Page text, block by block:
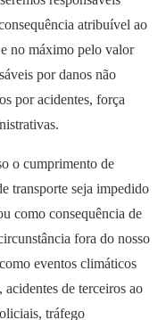
atribuível ao
no máximo pelo valor
por danos não
por acidentes, força
o cumprimento de
transporte seja impedido
como consequência de
fora do nosso
eventos climáticos
acidentes de terceiros ao
tráfego